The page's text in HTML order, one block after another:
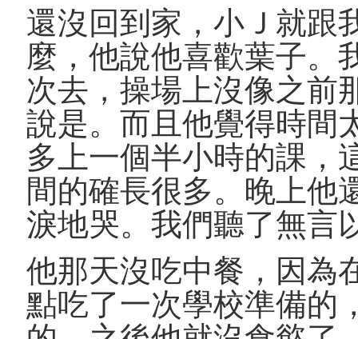
還沒回到家，小Ｊ就跟
麼，他說他喜歡葉子。
次去，操場上沒像之前
說是。而且他覺得時間
多上一個半小時的課，
間的確長很多。晚上他
淚地哭。我們聽了無言
他那天沒吃中餐，因為
點吃了一次學校準備的